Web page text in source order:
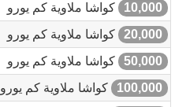
10,000
كواشا ملاوية كم يورو
20,000
كواشا ملاوية كم يورو
50,000
كواشا ملاوية كم يورو
100,000
كواشا ملاوية كم يورو